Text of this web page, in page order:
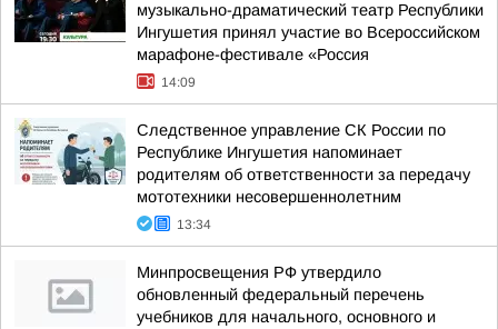
музыкально-драматический театр Республики
Ингушетия принял участие во Всероссийском
марафоне-фестивале «Россия
14:09
Следственное управление СК России по
Республике Ингушетия напоминает
родителям об ответственности за передачу
мототехники несовершеннолетним
13:34
Минпросвещения РФ утвердило
обновленный федеральный перечень
учебников для начального, основного и